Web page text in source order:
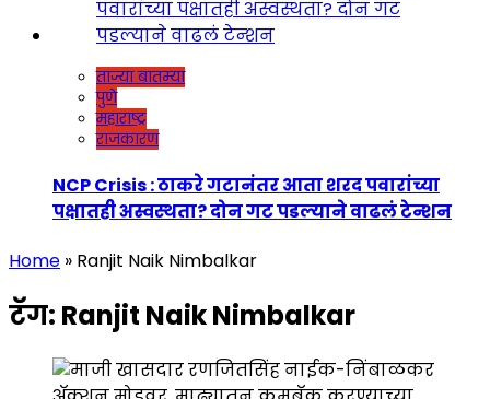
ताज्या बातम्या
पुणे
महाराष्ट्र
राजकारण
NCP Crisis : ठाकरे गटानंतर आता शरद पवारांच्या
पक्षातही अस्वस्थता? दोन गट पडल्याने वाढलं टेन्शन
Home » Ranjit Naik Nimbalkar
टॅग: Ranjit Naik Nimbalkar